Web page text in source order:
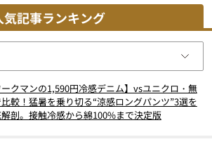
気記事ランキング
ークマンの1,590円冷感デニム】vsユニクロ・無
較！猛暑を乗り切る“涼感ロングパンツ”3選を
剖。接触冷感から綿100%まで決定版